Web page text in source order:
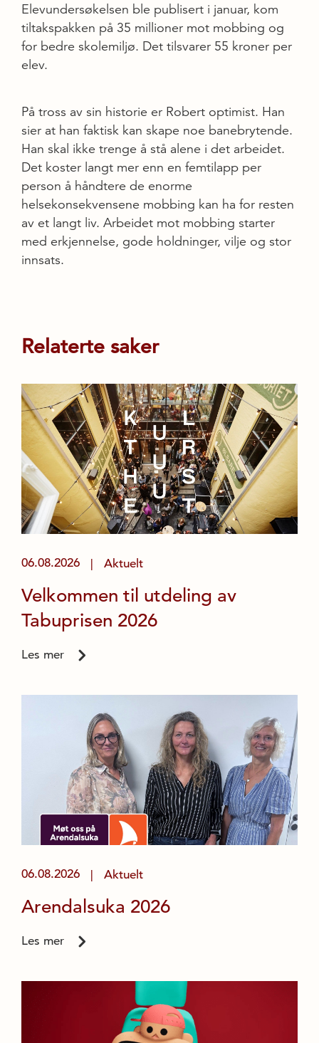
Elevundersøkelsen ble publisert i januar, kom
tiltakspakken på 35 millioner mot mobbing og
for bedre skolemiljø. Det tilsvarer 55 kroner per
elev.
På tross av sin historie er Robert optimist. Han
sier at han faktisk kan skape noe banebrytende.
Han skal ikke trenge å stå alene i det arbeidet.
Det koster langt mer enn en femtilapp per
person å håndtere de enorme
helsekonsekvensene mobbing kan ha for resten
av et langt liv. Arbeidet mot mobbing starter
med erkjennelse, gode holdninger, vilje og stor
innsats.
Relaterte saker
06.08.2026 Aktuelt
Velkommen til utdeling av
Tabuprisen 2026
Les mer
06.08.2026 Aktuelt
Arendalsuka 2026
Les mer